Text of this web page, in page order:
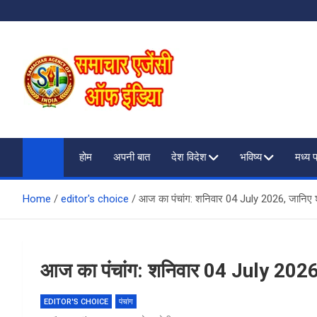
to
SAMACHAR AGENCY
होम अपनी बात देश विदेश भविष्य मध्य
Home editor's choice आज का पंचांग: शनिवार 04 July 2026,
आज का पंचांग: शनिवार 04 July
EDITOR'S CHOICE पंचांग